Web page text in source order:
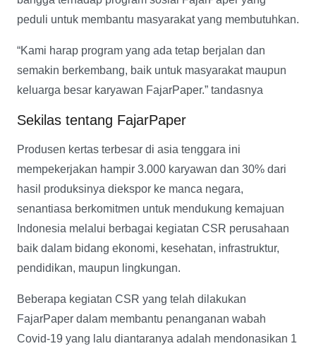
peduli untuk membantu masyarakat yang membutuhkan.
“Kami harap program yang ada tetap berjalan dan
semakin berkembang, baik untuk masyarakat maupun
keluarga besar karyawan FajarPaper.” tandasnya
Sekilas tentang FajarPaper
Produsen kertas terbesar di asia tenggara ini
mempekerjakan hampir 3.000 karyawan dan 30% dari
hasil produksinya diekspor ke manca negara,
senantiasa berkomitmen untuk mendukung kemajuan
Indonesia melalui berbagai kegiatan CSR perusahaan
baik dalam bidang ekonomi, kesehatan, infrastruktur,
pendidikan, maupun lingkungan.
Beberapa kegiatan CSR yang telah dilakukan
FajarPaper dalam membantu penanganan wabah
Covid-19 yang lalu diantaranya adalah mendonasikan 1